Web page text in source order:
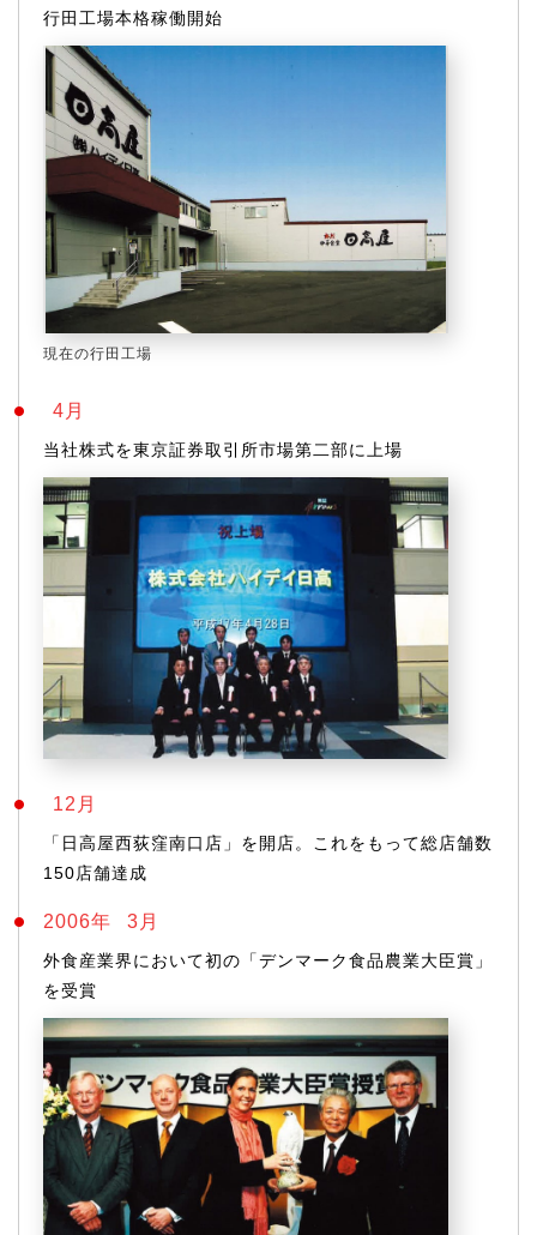
行田工場本格稼働開始
現在の行田工場
4月
当社株式を東京証券取引所市場第二部に上場
12月
「日高屋西荻窪南口店」を開店。これをもって総店舗数
150店舗達成
2006年 3月
外食産業界において初の「デンマーク食品農業大臣賞」
を受賞